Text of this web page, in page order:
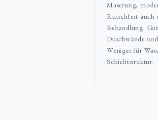
Maserung,
Rutschfest auch
Behandlung.
Duschwände
Weniger für
Schichtstruktur.